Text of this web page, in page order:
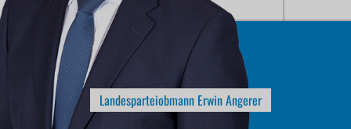
Landesparteiobmann Erwin Angerer